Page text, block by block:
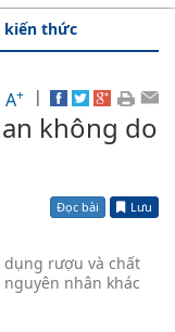
kiến thức
A+ |
không do
Đọc bài Lưu
dụng rượu và chất
nhân khác